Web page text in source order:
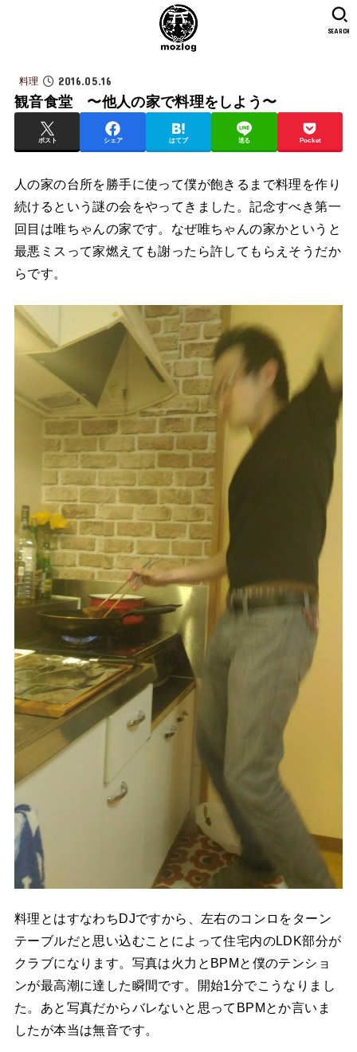
SEARCH
料理 2016.05.16
観音食堂 〜他人の家で料理をしよう〜
ポスト シェア はてブ 送る Pocket
人の家の台所を勝手に使って僕が飽きるまで料理を作り
続けるという謎の会をやってきました。記念すべき第一
回目は唯ちゃんの家です。なぜ唯ちゃんの家かというと
最悪ミスって家燃えても謝ったら許してもらえそうだか
らです。
料理とはすなわちDJですから、左右のコンロをターン
テーブルだと思い込むことによって住宅内のLDK部分が
クラブになります。写真は火力とBPMと僕のテンショ
ンが最高潮に達した瞬間です。開始1分でこうなりまし
た。あと写真だからバレないと思ってBPMとか言いま
したが本当は無音です。